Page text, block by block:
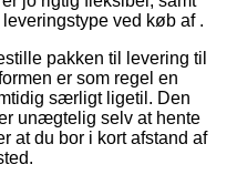
ved køb af .
pakken til levering til
er som regel en
særligt ligetil. Den
unægtelig selv at hente
at du bor i kort afstand af